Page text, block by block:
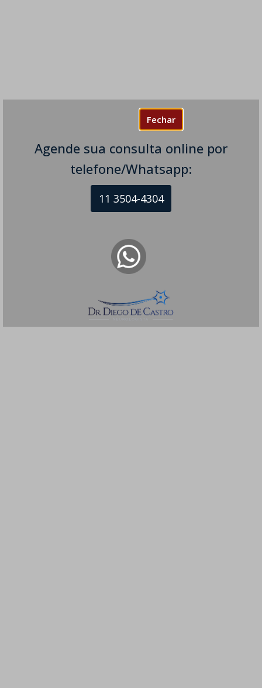
Fechar
Agende sua consulta online por
telefone/Whatsapp:
11 3504-4304